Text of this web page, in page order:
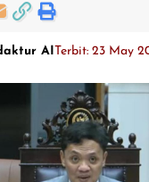
AITerbit: 23 May